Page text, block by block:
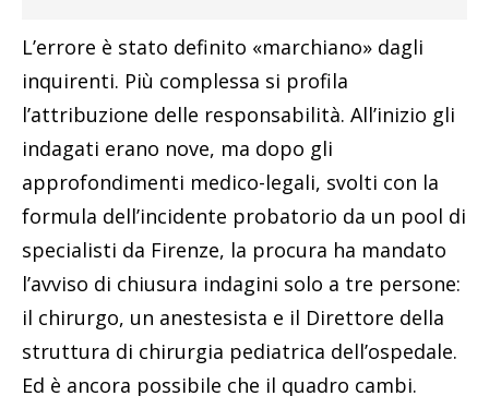
L’errore è stato definito «marchiano» dagli
inquirenti. Più complessa si profila
l’attribuzione delle responsabilità. All’inizio gli
indagati erano nove, ma dopo gli
approfondimenti medico-legali, svolti con la
formula dell’incidente probatorio da un pool di
specialisti da Firenze, la procura ha mandato
l’avviso di chiusura indagini solo a tre persone:
il chirurgo, un anestesista e il Direttore della
struttura di chirurgia pediatrica dell’ospedale.
Ed è ancora possibile che il quadro cambi.